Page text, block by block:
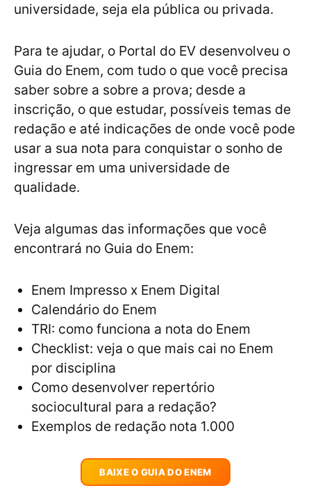
universidade, seja ela pública ou privada.
Para te ajudar, o Portal do EV desenvolveu o
Guia do Enem, com tudo o que você precisa
saber sobre a sobre a prova; desde a
inscrição, o que estudar, possíveis temas de
redação e até indicações de onde você pode
usar a sua nota para conquistar o sonho de
ingressar em uma universidade de
qualidade.
Veja algumas das informações que você
encontrará no Guia do Enem:
Enem Impresso x Enem Digital
Calendário do Enem
TRI: como funciona a nota do Enem
Checklist: veja o que mais cai no Enem
por disciplina
Como desenvolver repertório
sociocultural para a redação?
Exemplos de redação nota 1.000
BAIXE O GUIA DO ENEM